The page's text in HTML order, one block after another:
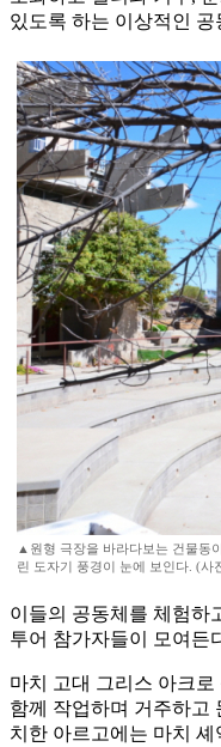
있도록 하는 이상적인
▲원형 극장을 바라다보는 건물동
린 도자기 풍경이 눈에 보인다. (사
이들의 공동체를 체험하
투어 참가자들이 모여든
마치 고대 그리스 아크
함께 작업하며 거주하고
치한 아르고에는 마치